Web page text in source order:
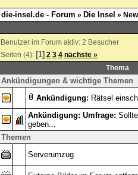
die-insel.de - Forum » Die Insel »
Benutzer im Forum aktiv: 2 Besucher
Seiten (4): [1] 2 3 4 nächste »
Thema
Ankündigungen & wichtige Themen
Ankündigung: Rätsel
Ankündigung: Umfrage:
geben...
Themen
Serverumzug